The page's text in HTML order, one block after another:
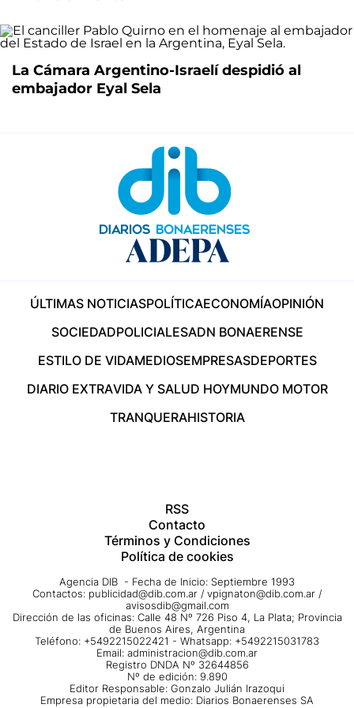
La Cámara Argentino-Israelí despidió al
embajador Eyal Sela
ÚLTIMAS NOTICIASPOLÍTICAECONOMÍAOPINIÓN
SOCIEDADPOLICIALESADN BONAERENSE
ESTILO DE VIDAMEDIOSEMPRESASDEPORTES
DIARIO EXTRAVIDA Y SALUD HOYMUNDO MOTOR
TRANQUERAHISTORIA
RSS
Contacto
Términos y Condiciones
Política de cookies
Agencia DIB - Fecha de Inicio: Septiembre 1993
Contactos: publicidad@dib.com.ar / vpignaton@dib.com.ar /
avisosdib@gmail.com
Dirección de las oficinas: Calle 48 Nº 726 Piso 4, La Plata; Provincia
de Buenos Aires, Argentina
Teléfono: +5492215022421 - Whatsapp: +5492215031783
Email: administracion@dib.com.ar
Registro DNDA Nº 32644856
Nº de edición: 9.890
Editor Responsable: Gonzalo Julián Irazoqui
Empresa propietaria del medio: Diarios Bonaerenses SA